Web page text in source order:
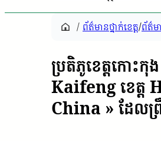
/ ព័ត៌មានថ្នាក់ខេត្ត/ព័ត៌ម
ប្រតិភូខេត្តកោ
Kaifeng ខេត្
China » ដែលព្